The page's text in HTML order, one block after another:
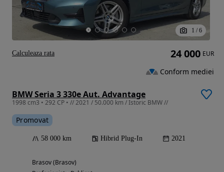
1 / 6
BMW Seria 3 330e Aut. Advantage
1998 cm3 • 292 CP • // 2021 / 50.000 km / Istoric BMW //
Promovat
58 000 km Hibrid Plug-In 2021
Brasov (Brasov)
24 000 EUR
Conform mediei
Calculeaza rata